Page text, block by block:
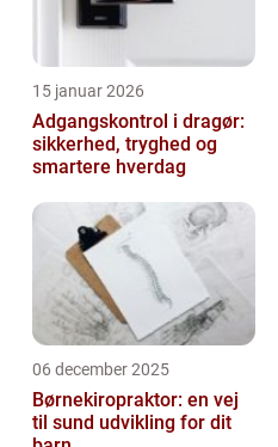
15 januar 2026
Adgangskontrol i dragør:
sikkerhed, tryghed og
smartere hverdag
06 december 2025
Børnekiropraktor: en vej
til sund udvikling for dit